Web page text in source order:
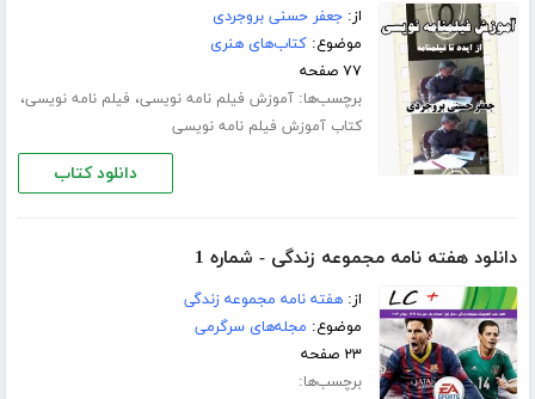
از:جعفر حسنی بروجردی
موضوع:کتاب‌های هنری
۷۷ صفحه
برچسب‌ها:آموزش فیلم نامه نویسی، فیلم نامه نویسی،
کتاب آموزش فیلم نامه نویسی
دانلود کتاب
دانلود هفته نامه مجموعه زندگی - شماره 1
از:هفته نامه مجموعه زندگی
موضوع: مجله‌های سرگرمی
۲۳ صفحه
برچسب‌ها: